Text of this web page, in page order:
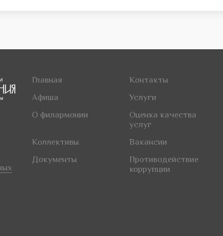
Главная
Контакты
Афиша
Услуги
О филармонии
Оценка качества
услуг
Коллективы
Вакансии
Документы
Противодействие
коррупции